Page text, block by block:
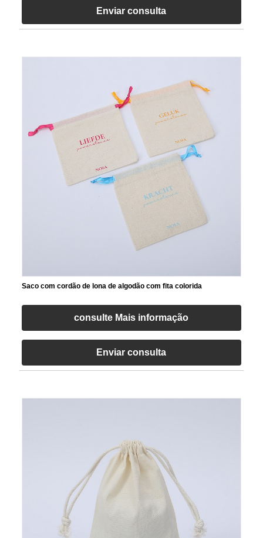
Enviar consulta
Saco com cordão de lona de algodão com fita colorida
consulte Mais informação
Enviar consulta